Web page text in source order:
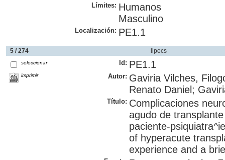
Límites: Humanos
Masculino
Localización: PE1.1
5 / 274 lipecs
seleccionar
imprimir
Id: PE1.1
Autor: Gaviria Vilches,
Renato Daniel;
Título: Complicaciones
agudo de
paciente-
of hyperacute
experience and a